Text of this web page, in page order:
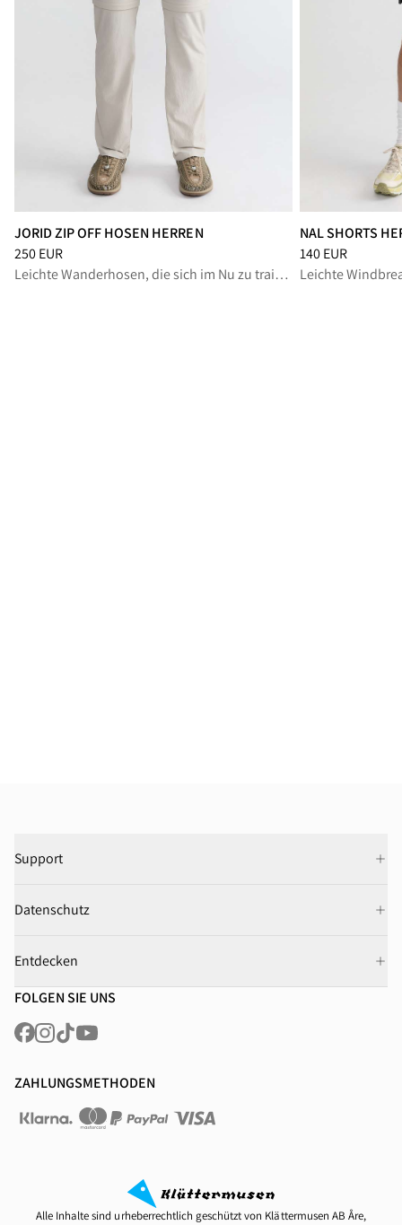
JORID ZIP OFF HOSEN HERREN
Preis: 250 EUR, reduziert von 250 EUR
250 EUR
Leichte Wanderhosen, die sich im Nu zu trailtauglichen Shorts abzippen lassen
NAL SHORTS
Preis:140 EUR,
140 EUR
Support
Datenschutz
Entdecken
FOLGEN SIE UNS
ZAHLUNGSMETHODEN
Alle Inhalte sind urheberrechtlich geschützt von Klättermusen AB Åre,